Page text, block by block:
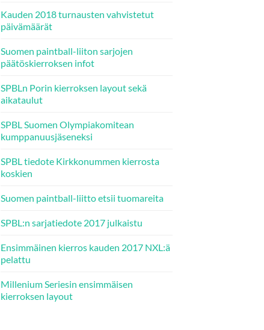
Kauden 2018 turnausten vahvistetut
päivämäärät
Suomen paintball-liiton sarjojen
päätöskierroksen infot
SPBLn Porin kierroksen layout sekä
aikataulut
SPBL Suomen Olympiakomitean
kumppanuusjäseneksi
SPBL tiedote Kirkkonummen kierrosta
koskien
Suomen paintball-liitto etsii tuomareita
SPBL:n sarjatiedote 2017 julkaistu
Ensimmäinen kierros kauden 2017 NXL:ä
pelattu
Millenium Seriesin ensimmäisen
kierroksen layout